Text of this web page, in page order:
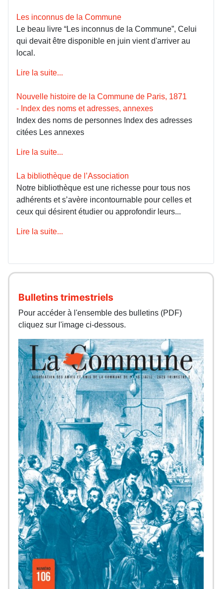
Les inconnus de la Commune
Le beau livre “Les inconnus de la Commune”, Celui
qui devait être disponible en juin vient d'arriver au
local.
Lire la suite...
Nouvelle histoire de la Commune de Paris, 1871
- Index des noms et adresses, annexes
Index des noms de personnes Index des adresses
citées Les annexes
Lire la suite...
La bibliothèque de l’Association
Notre bibliothèque est une richesse pour tous nos
adhérents et s’avère incontournable pour celles et
ceux qui désirent étudier ou approfondir leurs...
Lire la suite...
Bulletins trimestriels
Pour accéder à l'ensemble des bulletins (PDF)
cliquez sur l'image ci-dessous.